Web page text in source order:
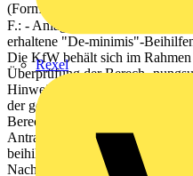
Rexel
(Formularnummer 600 000
F.: - Anlage "De-minimis"
erhaltene "De-minimis"-
Die KfW behält sich im
Überprüfung der Berech-
Hinweis Die KfW behält sich
der geförderten Gebäude/Maß-
Berechnungsunterlagen und -
Antragstellung, zum
beihilfe- rechtlichen Vorgaben
Nachweis der Einhaltung der